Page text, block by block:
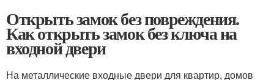
Открыть замок без повреждения.
Как открыть замок без ключа на
входной двери
На металлические входные двери для квартир, домов